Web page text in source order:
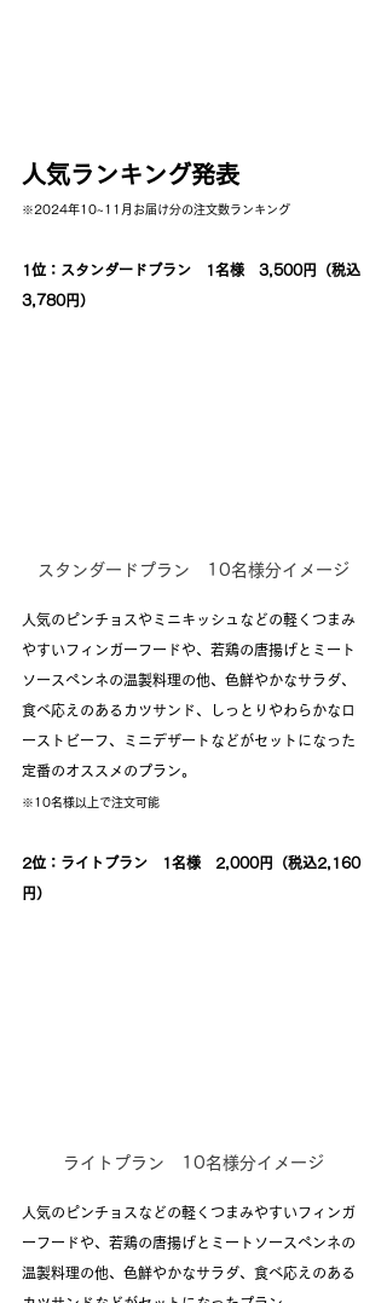
人気ランキング発表
※2024年10~11月お届け分の注文数ランキング
1位：スタンダードプラン　1名様　3,500円（税込
3,780円）
スタンダードプラン　10名様分イメージ
人気のピンチョスやミニキッシュなどの軽くつまみ
やすいフィンガーフードや、若鶏の唐揚げとミート
ソースペンネの温製料理の他、色鮮やかなサラダ、
食べ応えのあるカツサンド、しっとりやわらかなロ
ーストビーフ、ミニデザートなどがセットになった
定番のオススメのプラン。
※10名様以上で注文可能
2位：ライトプラン　1名様　2,000円（税込2,160
円）
ライトプラン　10名様分イメージ
人気のピンチョスなどの軽くつまみやすいフィンガ
ーフードや、若鶏の唐揚げとミートソースペンネの
温製料理の他、色鮮やかなサラダ、食べ応えのある